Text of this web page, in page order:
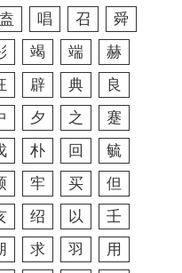
盍 唱 召
舜
竭 端
赫
辟 典
良
夕 之
蹇
朴 回
毓
牢 买
但
绍 以
壬
求 羽
用